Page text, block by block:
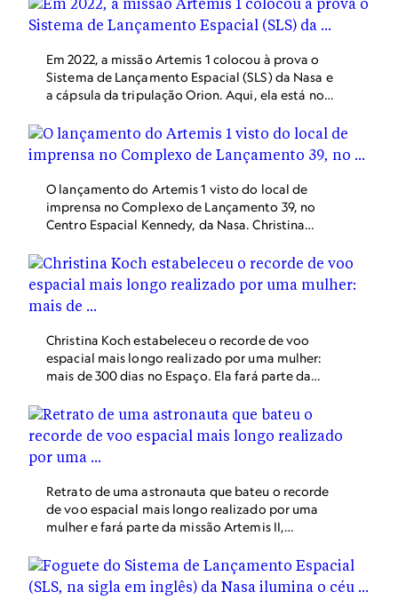
Em 2022, a missão Artemis 1 colocou à prova o
Sistema de Lançamento Espacial (SLS) da Nasa e
a cápsula da tripulação Orion. Aqui, ela está no
Espacial Kennedy, na Flórida, Estados Unidos.
O lançamento do Artemis 1 visto do local de
imprensa no Complexo de Lançamento 39, no
Centro Espacial Kennedy, da Nasa. Christina
Christina Koch estabeleceu o recorde de voo
espacial mais longo realizado por uma mulher:
mais de 300 dias no Espaço. Ela fará parte da
órbita da Lua.
Retrato de uma astronauta que bateu o recorde
de voo espacial mais longo realizado por uma
mulher e fará parte da missão Artemis II,